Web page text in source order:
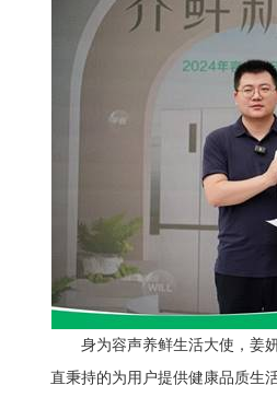
身为容声养鲜生活大使，姜妍
直秉持的为用户提供健康品质生